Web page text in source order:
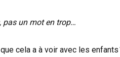
pas un mot en trop…
cela a à voir avec les